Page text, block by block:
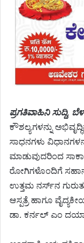
ಪ್ರಗತಿವಾಹಿನಿ ಸುದ್ದಿ,
ಕೌಶಲ್ಯಗಳನ್ನು
ಸಾಧನಗಳು
ಮಾಡುವುದರಿಂದ
ರೋಗಿಗಳೊಂದಿಗೆ
ಉತ್ತಮ ನರ್ಸ್‌ನ
ಆಸ್ಪತ್ರೆ ಹಾಗೂ
ಡಾ. ಕರ್ನಲ್‌ ಎಂ